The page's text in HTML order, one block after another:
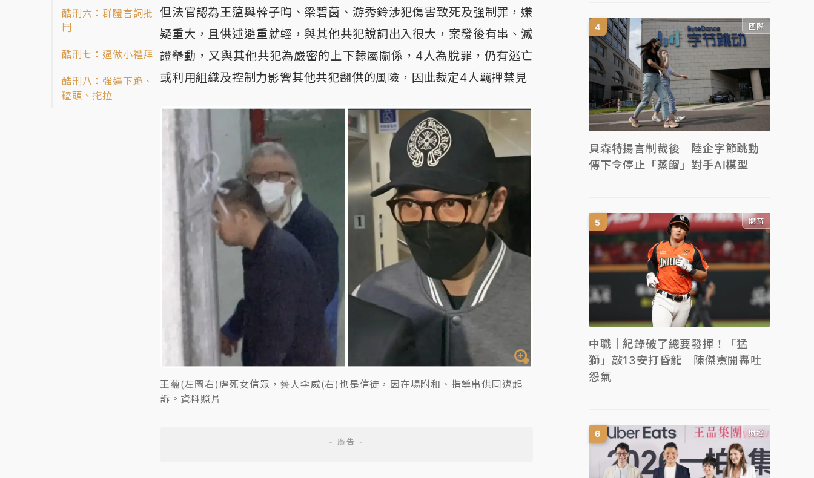
酷刑六：群體言詞批
鬥
酷刑七：逼做小禮拜
酷刑八：強逼下跪、
磕頭、拖拉
但法官認為王蕰與幹子昀、梁碧茵、游秀鈴涉犯傷害致死及強制罪，嫌
疑重大，且供述避重就輕，與其他共犯說詞出入很大，案發後有串、滅
證舉動，又與其他共犯為嚴密的上下隸屬關係，4人為脫罪，仍有逃亡
或利用組織及控制力影響其他共犯翻供的風險，因此裁定4人羈押禁見
王蘊(左圖右)虐死女信眾，藝人李威(右)也是信徒，因在場附和、指導串供同遭起
訴。資料照片
國際
貝森特揚言制裁後 陸企字節跳動
傳下令停止「蒸餾」對手AI模型
體育
中職｜紀錄破了總要發揮！「猛
獅」敲13安打昏龍 陳傑憲開轟吐
怨氣
財經